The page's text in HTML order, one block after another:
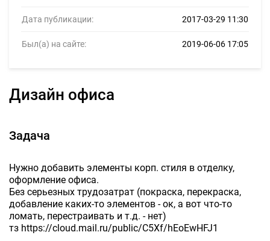
Дата публикации: 2017-03-29 11:30
Был(а) на сайте: 2019-06-06 17:05
Дизайн офиса
Задача
Нужно добавить элементы корп. стиля в отделку,
оформление офиса.
Без серьезных трудозатрат (покраска, перекраска,
добавление каких-то элементов - ок, а вот что-то
ломать, перестраивать и т.д. - нет)
тз https://cloud.mail.ru/public/C5Xf/hEoEwHFJ1